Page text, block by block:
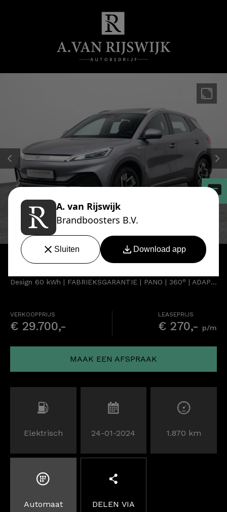
BYD ATTO 3
Design 60 kWh | FABRIEKSGARANTIE | PANO | 360° | ADAPTIVE | STOELVERWARMING
VERKOOPPRIJS
€ 29.700,-
LEASEPRIJS
€ 270,- p/m
MAAK EEN AFSPRAAK
Elektrisch 24-01-2024 1.870 km
Automaat DELEN VIA